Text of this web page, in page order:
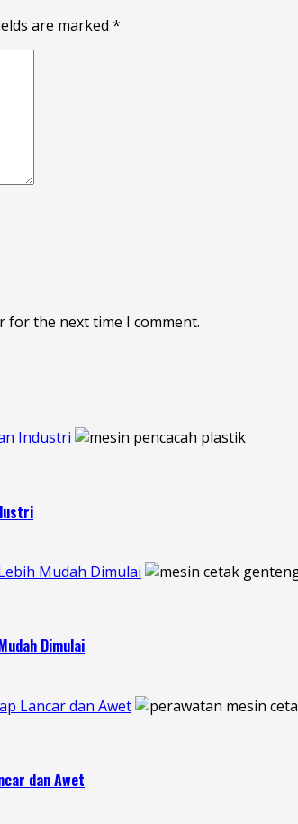
are marked *
for the next time I comment.
Industri
Mudah Dimulai
Dimulai
Lancar dan Awet
dan Awet